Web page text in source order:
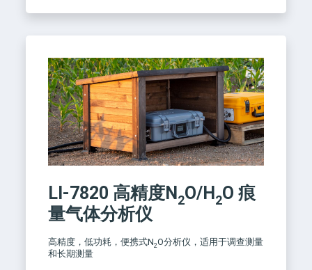
LI-7820 高精度N2O/H2O痕
量气体分析仪
高精度，低功耗，便携式N2O分析仪，适用于调查测量
和长期测量